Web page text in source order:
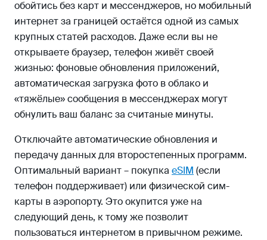
обойтись без карт и мессенджеров, но мобильный
интернет за границей остаётся одной из самых
крупных статей расходов. Даже если вы не
открываете браузер, телефон живёт своей
жизнью: фоновые обновления приложений,
автоматическая загрузка фото в облако и
«тяжёлые» сообщения в мессенджерах могут
обнулить ваш баланс за считаные минуты.
Отключайте автоматические обновления и
передачу данных для второстепенных программ.
Оптимальный вариант – покупка eSIM (если
телефон поддерживает) или физической сим-
карты в аэропорту. Это окупится уже на
следующий день, к тому же позволит
пользоваться интернетом в привычном режиме.